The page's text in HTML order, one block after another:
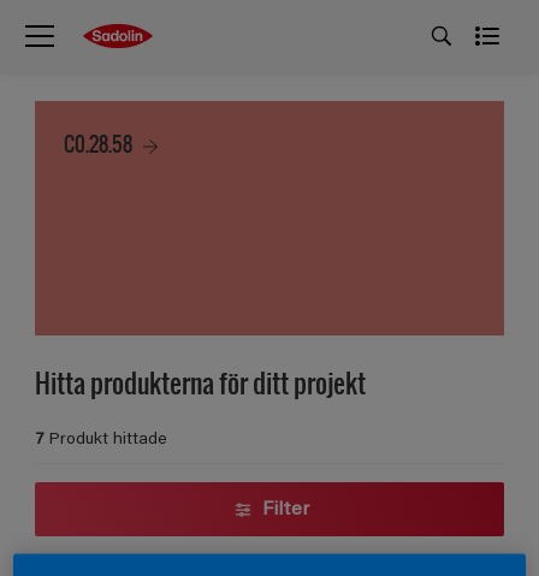
C0.28.58
Hitta produkterna för ditt projekt
7 Produkt hittade
Filter